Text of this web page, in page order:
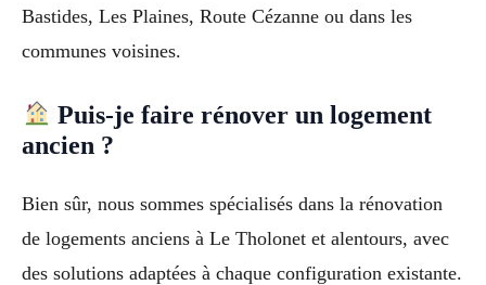
Bastides, Les Plaines, Route Cézanne ou dans les
communes voisines.
Puis-je faire rénover un logement
ancien ?
Bien sûr, nous sommes spécialisés dans la rénovation
de logements anciens à Le Tholonet et alentours, avec
des solutions adaptées à chaque configuration existante.